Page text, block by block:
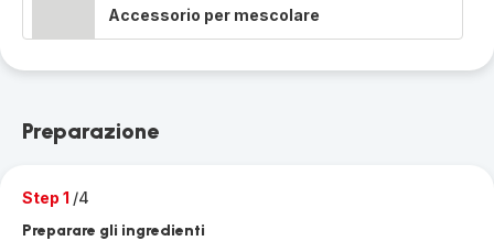
Accessorio per mescolare
Preparazione
Step 1 /4
Preparare gli ingredienti